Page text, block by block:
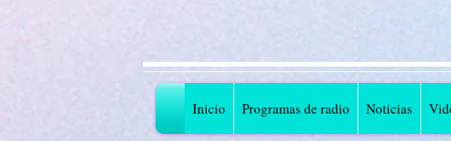
Inicio Programas de radio Noticias